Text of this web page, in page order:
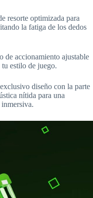
resorte optimizada para
la fatiga de los dedos
de accionamiento ajustable
estilo de juego.
diseño con la parte
nítida para una